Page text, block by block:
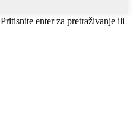
Pritisnite enter za pretraživanje ili